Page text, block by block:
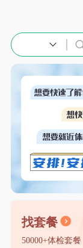
找套餐
50000+体检套餐